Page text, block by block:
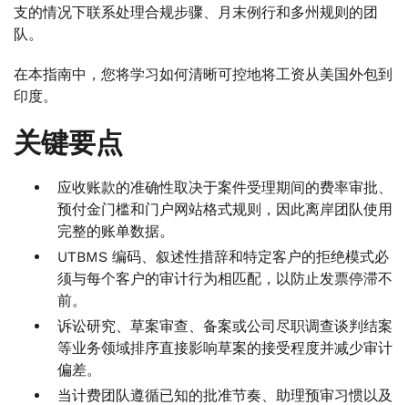
支的情况下联系处理合规步骤、月末例行和多州规则的团
队。
在本指南中，您将学习如何清晰可控地将工资从美国外包到
印度。
关键要点
应收账款的准确性取决于案件受理期间的费率审批、
预付金门槛和门户网站格式规则，因此离岸团队使用
完整的账单数据。
UTBMS 编码、叙述性措辞和特定客户的拒绝模式必
须与每个客户的审计行为相匹配，以防止发票停滞不
前。
诉讼研究、草案审查、备案或公司尽职调查谈判结案
等业务领域排序直接影响草案的接受程度并减少审计
偏差。
当计费团队遵循已知的批准节奏、助理预审习惯以及